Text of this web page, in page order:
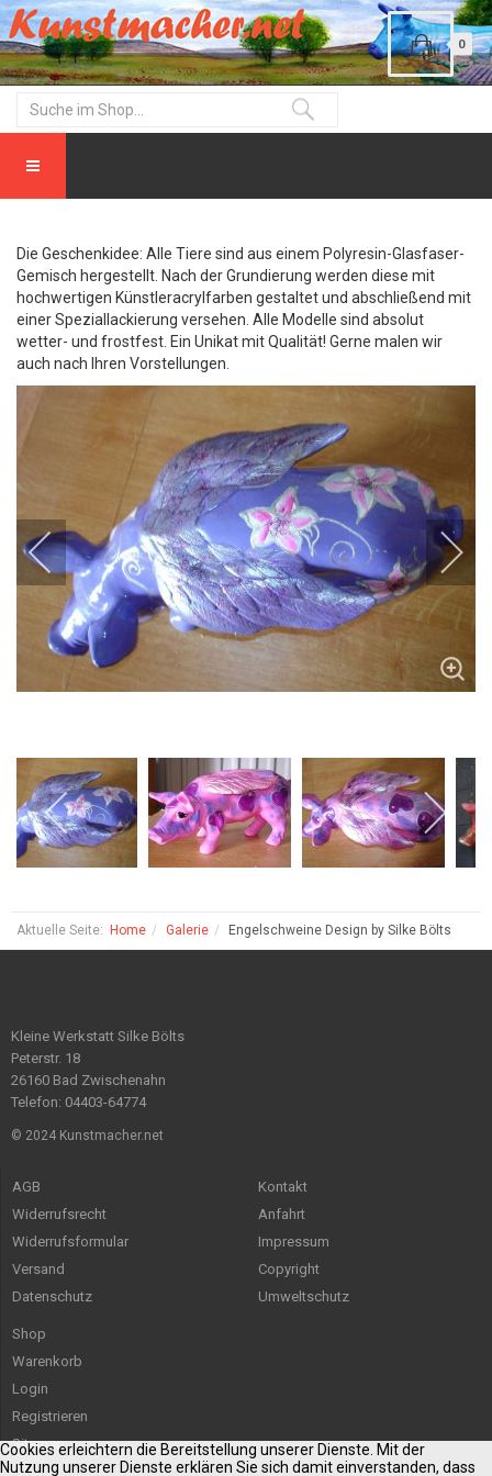
0
Die Geschenkidee: Alle Tiere sind aus einem Polyresin-Glasfaser-
Gemisch hergestellt. Nach der Grundierung werden diese mit
hochwertigen Künstleracrylfarben gestaltet und abschließend mit
einer Speziallackierung versehen. Alle Modelle sind absolut
wetter- und frostfest. Ein Unikat mit Qualität! Gerne malen wir
auch nach Ihren Vorstellungen.
Aktuelle Seite: Home Galerie Engelschweine Design by Silke Bölts
Kleine Werkstatt Silke Bölts
Peterstr. 18
26160 Bad Zwischenahn
Telefon: 04403-64774
© 2024 Kunstmacher.net
AGB
Widerrufsrecht
Widerrufsformular
Versand
Datenschutz
Kontakt
Anfahrt
Impressum
Copyright
Umweltschutz
Shop
Warenkorb
Login
Registrieren
Sitemap
Cookies erleichtern die Bereitstellung unserer Dienste. Mit der
Nutzung unserer Dienste erklären Sie sich damit einverstanden, dass